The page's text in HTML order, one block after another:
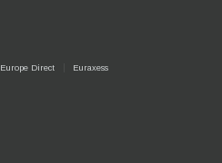
Europe Direct Euraxess